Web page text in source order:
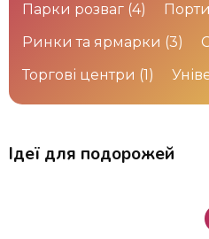
Парки розваг (4) Порти
Ринки та ярмарки (3)
Торгові центри (1)
Ідеї для подорожей